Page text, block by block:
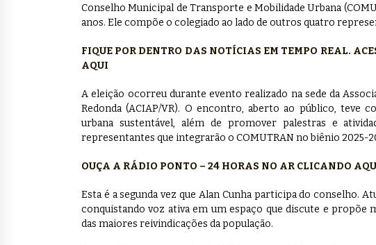
Conselho Municipal de Transporte e Mobilidade Urbana
anos. Ele compõe o colegiado ao lado de outros quatro
FIQUE POR DENTRO DAS NOTÍCIAS EM TEMPO REAL.
AQUI
A eleição ocorreu durante evento realizado na sede da
Redonda (ACIAP/VR). O encontro, aberto ao público, teve
urbana sustentável, além de promover palestras e
representantes que integrarão o COMUTRAN no biênio 2025-
OUÇA A RÁDIO PONTO – 24 HORAS NO AR CLICANDO
Esta é a segunda vez que Alan Cunha participa do conselho.
conquistando voz ativa em um espaço que discute e
das maiores reivindicações da população.